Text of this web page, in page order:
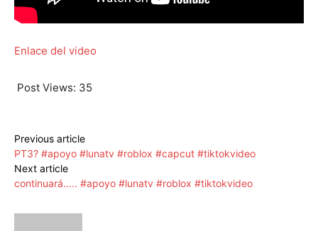
Enlace del video
Post Views: 35
Previous article
PT3? #apoyo #lunatv #roblox #capcut #tiktokvideo
Next article
continuará….. #apoyo #lunatv #roblox #tiktokvideo